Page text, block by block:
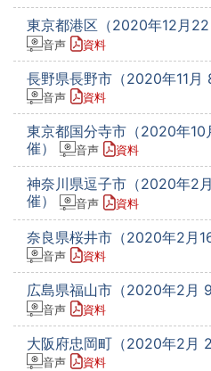
東京都港区（2020年12月22
音声 資料
長野県長野市（2020年11月
音声 資料
東京都国分寺市（2020年10
催）
音声 資料
神奈川県逗子市（2020年2
催）
音声 資料
奈良県桜井市（2020年2月
音声 資料
広島県福山市（2020年2月
音声 資料
大阪府忠岡町（2020年2月
音声 資料